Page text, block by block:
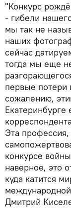
"Конкурс
- гибели
мы так не
наших
сейчас
тогда мы еще
первые потери
сожалению,
Эта профессия,
конкурсе
наверное, это
куда катится
Дмитрий